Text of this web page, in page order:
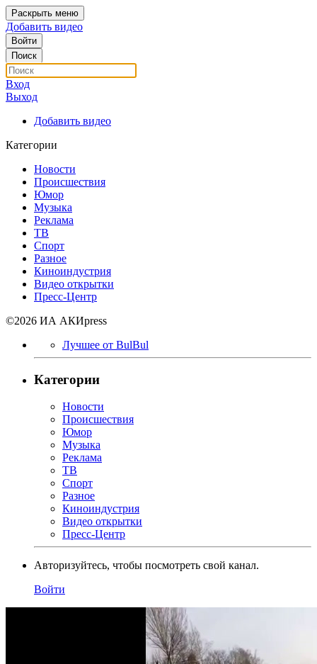
Раскрыть меню
Добавить видео
Войти
Поиск
Вход
Выход
Добавить видео
Категории
Новости
Происшествия
Юмор
Музыка
Реклама
ТВ
Спорт
Разное
Киноиндустрия
Видео открытки
Пресс-Центр
©2026 ИА АКИpress
Лучшее от BulBul
Категории
Новости
Происшествия
Юмор
Музыка
Реклама
ТВ
Спорт
Разное
Киноиндустрия
Видео открытки
Пресс-Центр
Авторизуйтесь, чтобы посмотреть свой канал.
Войти